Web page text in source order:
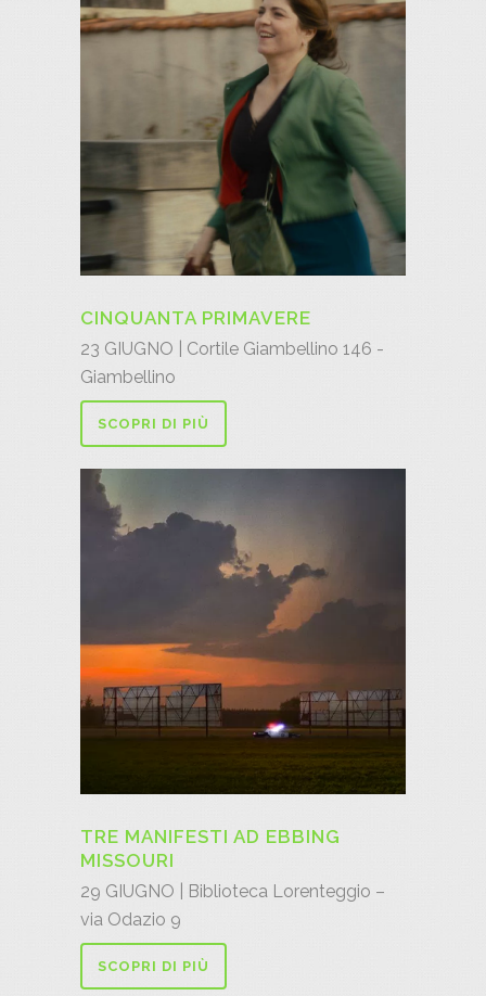
CINQUANTA PRIMAVERE
23 GIUGNO | Cortile Giambellino 146 -
Giambellino
SCOPRI DI PIÙ
TRE MANIFESTI AD EBBING
MISSOURI
29 GIUGNO | Biblioteca Lorenteggio –
via Odazio 9
SCOPRI DI PIÙ